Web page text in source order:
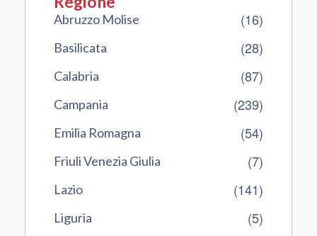
Abruzzo Molise (16)
Basilicata (28)
Calabria (87)
Campania (239)
Emilia Romagna (54)
Friuli Venezia Giulia (7)
Lazio (141)
Liguria (5)